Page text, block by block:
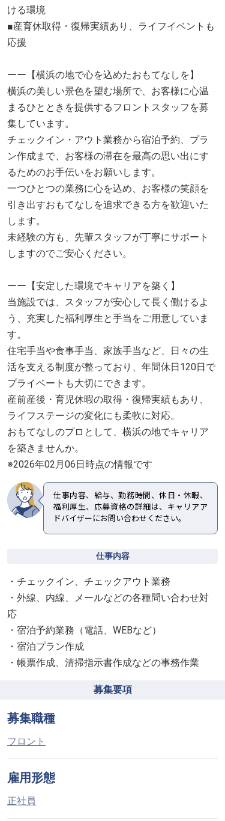
ける環境
■産育休取得・復帰実績あり、ライフイベントも
応援
ーー【横浜の地で心を込めたおもてなしを】
横浜の美しい景色を望む場所で、お客様に心温
まるひとときを提供するフロントスタッフを募
集しています。
チェックイン・アウト業務から宿泊予約、プラ
ン作成まで、お客様の滞在を最高の思い出にす
るためのお手伝いをお願いします。
一つひとつの業務に心を込め、お客様の笑顔を
引き出すおもてなしを追求できる方を歓迎いた
します。
未経験の方も、先輩スタッフが丁寧にサポート
しますのでご安心ください。
ーー【安定した環境でキャリアを築く】
当施設では、スタッフが安心して長く働けるよ
う、充実した福利厚生と手当をご用意していま
す。
住宅手当や食事手当、家族手当など、日々の生
活を支える制度が整っており、年間休日120日で
プライベートも大切にできます。
産前産後・育児休暇の取得・復帰実績もあり、
ライフステージの変化にも柔軟に対応。
おもてなしのプロとして、横浜の地でキャリア
を築きませんか。
※2026年02月06日時点の情報です
仕事内容、給与、勤務時間、休日・休暇、
福利厚生、応募資格の詳細は、キャリアア
ドバイザーにお問い合わせください。
仕事内容
・チェックイン、チェックアウト業務
・外線、内線、メールなどの各種問い合わせ対
応
・宿泊予約業務（電話、WEBなど）
・宿泊プラン作成
・帳票作成、清掃指示書作成などの事務作業
募集要項
募集職種
フロント
雇用形態
正社員